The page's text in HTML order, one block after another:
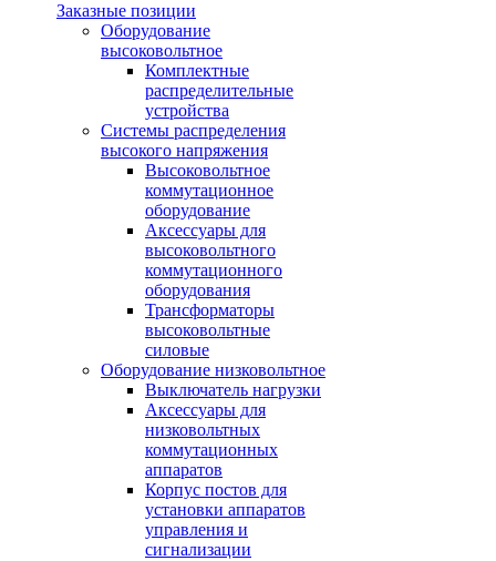
Заказные позиции
Оборудование
высоковольтное
Комплектные
распределительные
устройства
Системы распределения
высокого напряжения
Высоковольтное
коммутационное
оборудование
Аксессуары для
высоковольтного
коммутационного
оборудования
Трансформаторы
высоковольтные
силовые
Оборудование низковольтное
Выключатель нагрузки
Аксессуары для
низковольтных
коммутационных
аппаратов
Корпус постов для
установки аппаратов
управления и
сигнализации